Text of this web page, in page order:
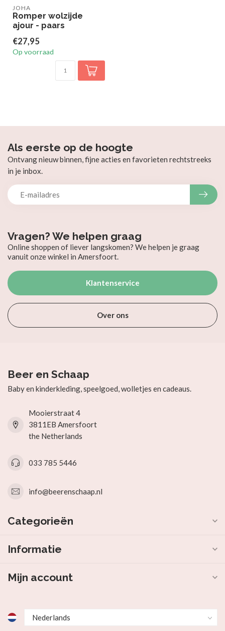
JOHA
Romper wolzijde
ajour - paars
€27,95
Op voorraad
Vragen? We helpen graag
Online shoppen of liever langskomen? We helpen je graag
vanuit onze winkel in Amersfoort.
Klantenservice
Over ons
Als eerste op de hoogte
Ontvang nieuw binnen, fijne acties en favorieten rechtstreeks
in je inbox.
Beer en Schaap
Baby en kinderkleding, speelgoed, wolletjes en cadeaus.
Mooierstraat 4
3811EB Amersfoort
the Netherlands
033 785 5446
info@beerenschaap.nl
Categorieën
Informatie
Mijn account